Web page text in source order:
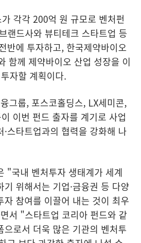
각각 200억 원 규모로 벤처펀
랜드사와 뷰티테크 스타트업 등
반에 투자하고, 한국제약바이오
함께 제약바이오 산업 성장을 이
자할 계획이다.
그룹, 포스코홀딩스, LX세미콘,
이번 펀드 출자를 계기로 사업
·스타트업과의 협력을 강화해 나
"국내 벤처투자 생태계가 세계
기 위해서는 기업·금융권 등 다양
자 참여를 이끌어 내는 것이 최우
서 "스타트업 코리아 펀드와 같
으로서 더욱 많은 기관의 벤처투